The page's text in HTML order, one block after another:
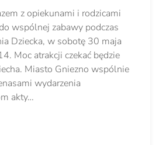
z opiekunami i rodzicami
wspólnej zabawy podczas
Dziecka, w sobotę 30 maja
Moc atrakcji czekać będzie
Miasto Gniezno wspólnie
wydarzenia
akty…